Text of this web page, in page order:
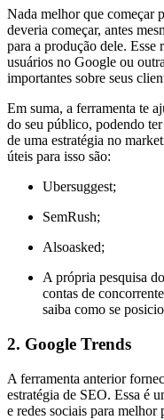
Nada melhor que começar
deveria começar, antes
para a produção dele. Esse
usuários no Google ou
importantes sobre seus
Em suma, a ferramenta te
do seu público, podendo
de uma estratégia no
úteis para isso são:
Ubersuggest;
SemRush;
Alsoasked;
A própria pesquisa
contas de
saiba como se
2. Google Trends
A ferramenta anterior
estratégia de SEO. Essa é
e redes sociais para melhor